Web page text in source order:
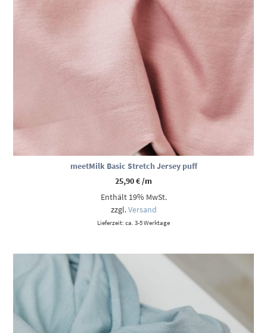
meetMilk Basic Stretch Jersey puff
25,90€/m
Enthält 19% MwSt.
zzgl.Versand
Lieferzeit: ca. 3-5 Werktage